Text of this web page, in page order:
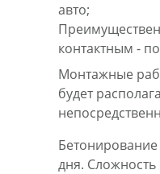
авто;
контактным -
Монтажные
будет
дня. Сложность